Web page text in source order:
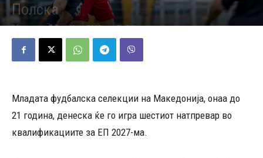
Полска
Објавено од Д.Т. - 18/11/2025 340
Младата фудбалска селекции на Македонија, онаа до
21 година, денеска ќе го игра шестиот натпревар во
квалификациите за ЕП 2027-ма.